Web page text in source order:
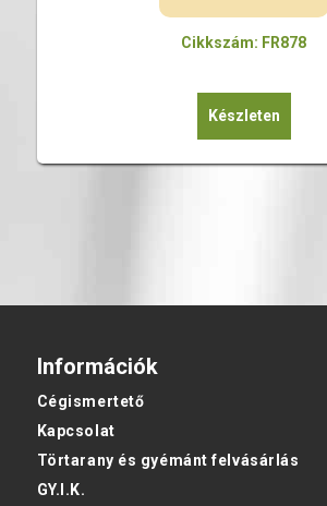
Cikkszám: FR878
Készleten
Információk
Cégismertető
Kapcsolat
Törtarany és gyémánt felvásárlás
GY.I.K.